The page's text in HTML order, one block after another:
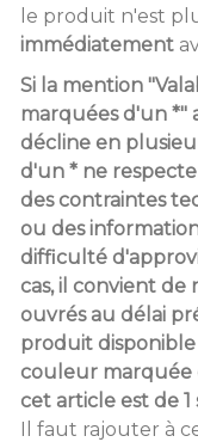
le produit n'est
immédiatement
Si la mention
marquées d'un *"
décline en
d'un * ne
des contraintes
ou des
difficulté
cas, il convient
ouvrés au délai
produit
couleur marquée
cet article est de 1
Il faut rajouter à